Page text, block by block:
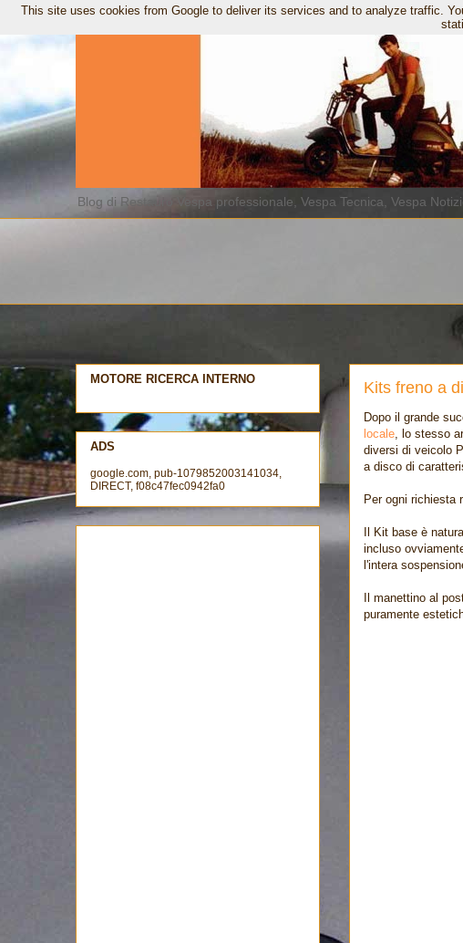
Blog di Restauro Vespa professionale, Vespa Tecnica, Vespa
Kits freno a
Dopo il grande
locale, lo stesso
diversi di veicolo
a disco di
Per ogni richiesta
Il Kit base è
incluso
l'intera
Il manettino al
puramente
MOTORE RICERCA INTERNO
ADS
google.com, pub-1079852003141034,
DIRECT, f08c47fec0942fa0
This site uses cookies from Google to deliver its services and to analyze traffic.